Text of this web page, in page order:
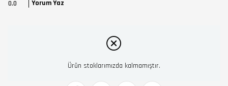
0.0 Yorum Yaz
Ürün stoklarımızda kalmamıştır.